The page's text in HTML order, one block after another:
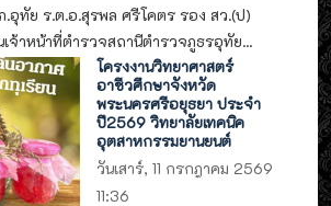
.อุทัย ร.ต.อ.สุรพล ศรีโคตร รอง สว.(ป)
จ้าหน้าที่ตำรวจสถานีตำรวจภูธรอุทัย...
โครงงานวิทยาศาสตร์
อาชีวศึกษาจังหวัด
พระนครศรีอยุธยา ประจำ
ปี2569 วิทยาลัยเทคนิค
อุตสาหกรรมยานยนต์
วันเสาร์, 11 กรกฎาคม 2569
11:36